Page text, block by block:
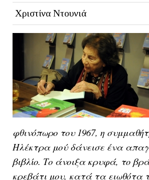
Χριστίνα Ντουνιά
φθινόπωρο του 1967, η
Ηλέκτρα μού δάνεισε ένα
βιβλίο. Το άνοιξα κρυφά, το
κρεβάτι μου, κατά τα ειωθότα